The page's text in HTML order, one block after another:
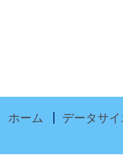
ホーム データサ